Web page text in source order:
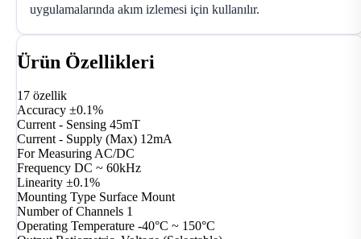
uygulamalarında akım izlemesi için kullanılır.
Ürün Özellikleri
17 özellik
Accuracy ±0.1%
Current - Sensing 45mT
Current - Supply (Max) 12mA
For MeasuringAC/DC
Frequency DC ~ 60kHz
Linearity ±0.1%
Mounting Type Surface Mount
Number of Channels 1
Operating Temperature -40°C ~ 150°C